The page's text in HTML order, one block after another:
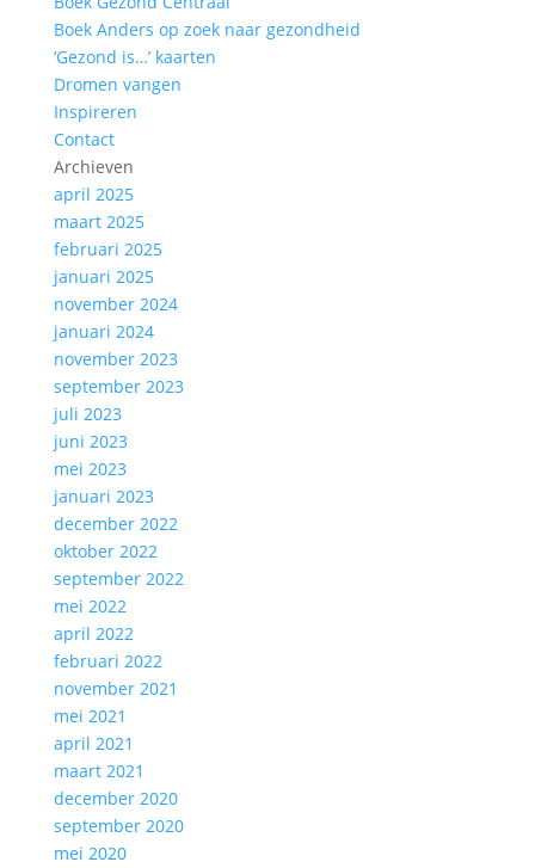
Boek Anders op zoek naar gezondheid
‘Gezond is…’ kaarten
Dromen vangen
Inspireren
Contact
Archieven
april 2025
maart 2025
februari 2025
januari 2025
november 2024
januari 2024
november 2023
september 2023
juli 2023
juni 2023
mei 2023
januari 2023
december 2022
oktober 2022
september 2022
mei 2022
april 2022
februari 2022
november 2021
mei 2021
april 2021
maart 2021
december 2020
september 2020
mei 2020